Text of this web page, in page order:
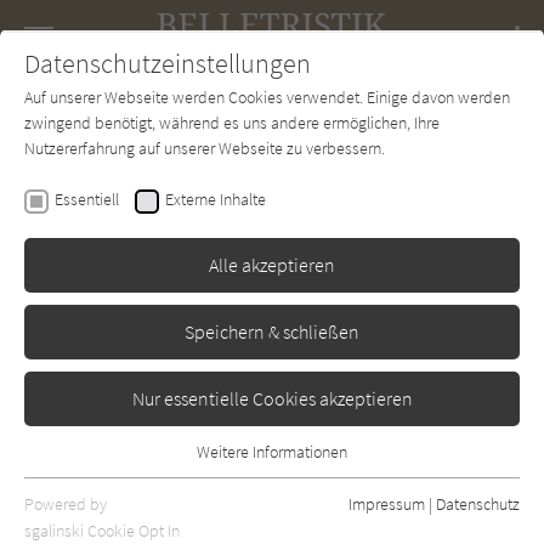
SUCHE Forum Charts Newsletter
Wytske Versteeg
Boy
Erschienen: Januar 2016
0
Datenschutzeinstellungen
Auf unserer Webseite werden Cookies verwendet. Einige davon werden
zwingend benötigt, während es uns andere ermöglichen, Ihre
Nutzererfahrung auf unserer Webseite zu verbessern.
Essentiell Externe Inhalte
Alle akzeptieren
Speichern & schließen
Nur essentielle Cookies akzeptieren
Essentielle Cookies werden für grundlegende Funktionen der
Webseite benötigt. Dadurch ist gewährleistet, dass die Webseite
Weitere Informationen
Powered by
sgalinski Cookie Opt In
Impressum | Datenschutz